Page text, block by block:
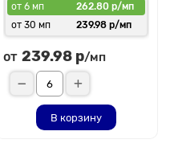
от 6 мп
262.80 р/мп
от 30 мп
239.98 р/мп
от 239.98 р/мп
В корзину